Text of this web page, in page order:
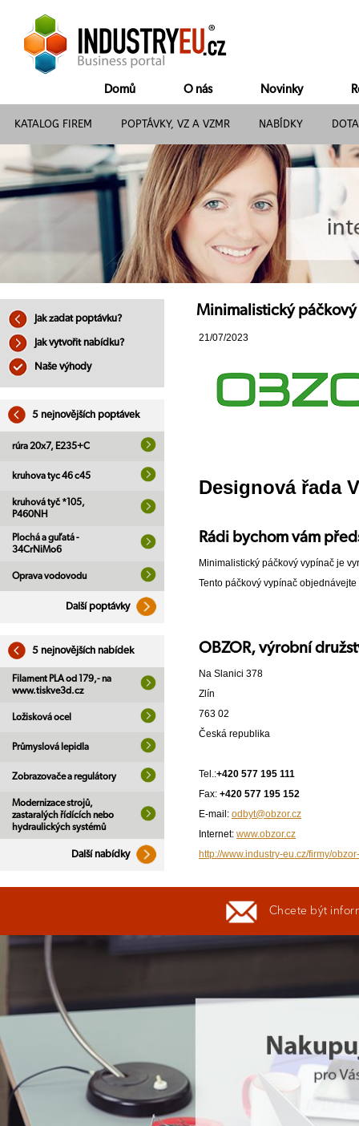
Domů O nás Novinky
KATALOG FIREM POPTÁVKY, VZ A VZMR NABÍDKY
Jak zadat poptávku?
Jak vytvořit nabídku?
Naše výhody
5 nejnovějších poptávek
rúra 20x7, E235+C
kruhova tyc 46 c45
kruhová tyč *105,
P460NH
Plochá a guľatá -
34CrNiMo6
Oprava vodovodu
Další poptávky
5 nejnovějších nabídek
Filament PLA od 179,- na
www.tiskve3d.cz
Ložisková ocel
Průmyslová lepidla
Zobrazovače a regulátory
Modernizace strojů,
zastaralých řídících nebo
hydraulických systémů
Další nabídky
Minimalistický
21/07/2023
Designová řada
Rádi bychom vám
Minimalistický páčkový vypínač je
Tento páčkový vypínač
OBZOR, výrobní
Na Slanici 378
Zlín
763 02
Česká republika
Tel.:+420 577 195 111
Fax: +420 577 195 152
E-mail: odbyt@obzor.cz
Internet: www.obzor.cz
http://www.industry-eu.cz/firmy/
Chcete být